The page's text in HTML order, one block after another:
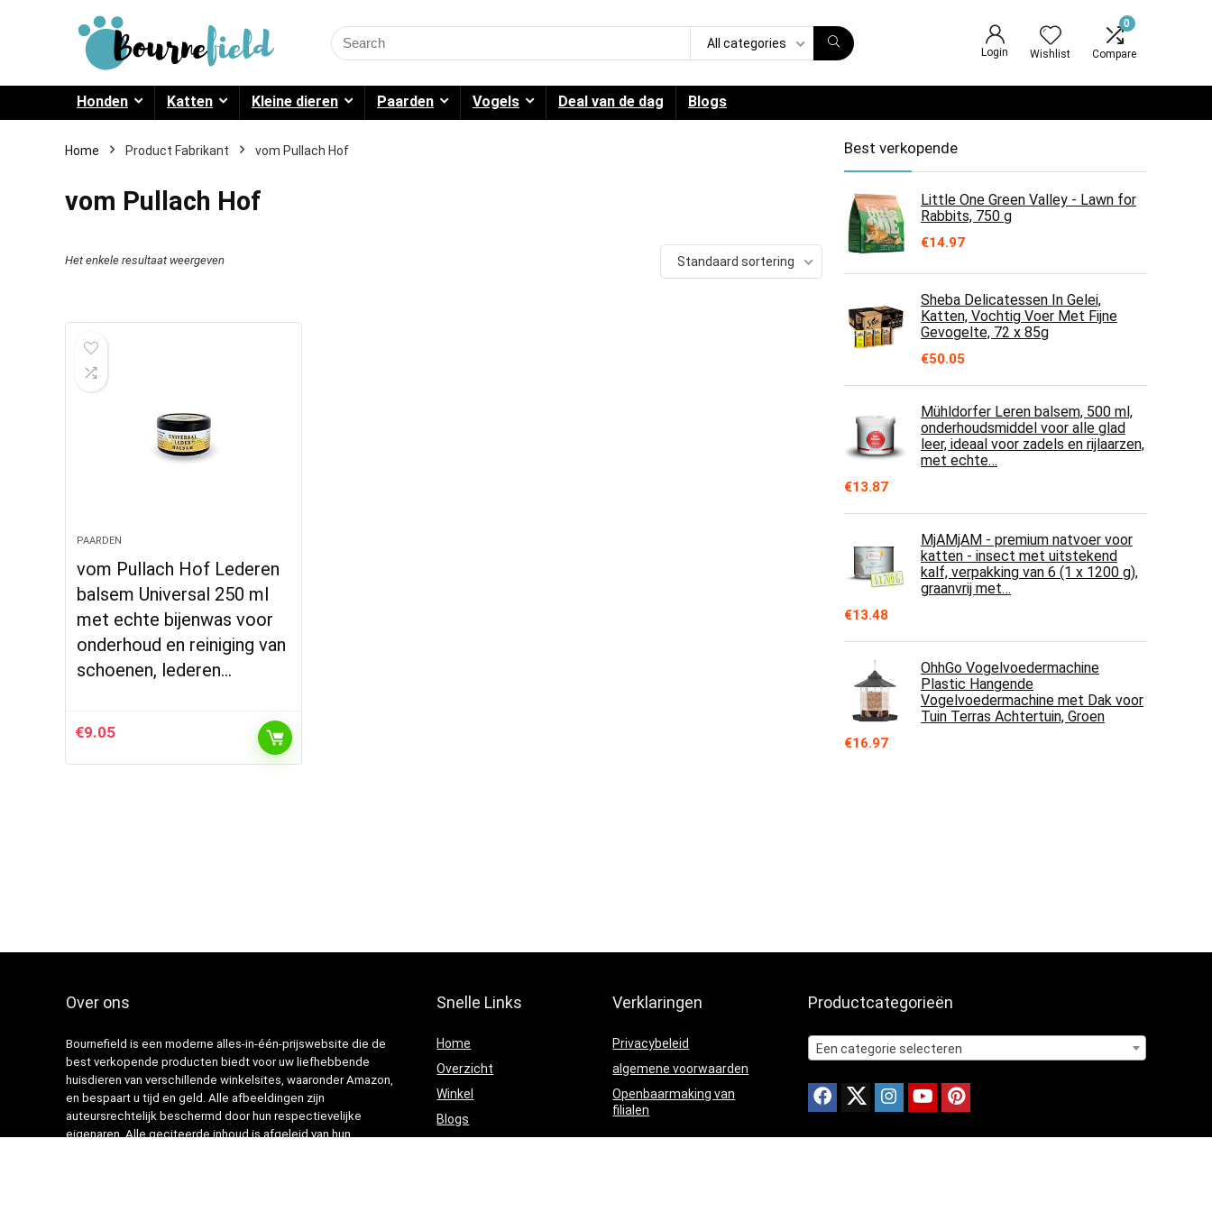
Search
for:
All categories
Login Wishlist
0
Compare
Honden Katten Kleine dieren Paarden Vogels Deal van de dag Blogs
Home Product Fabrikant vom Pullach Hof
vom Pullach Hof
Het enkele resultaat weergeven Standaard sortering
PAARDEN
vom Pullach Hof Lederen
balsem Universal 250 ml
met echte bijenwas voor
onderhoud en reiniging van
schoenen, lederen…
€9.05
Best verkopende
Little One Green Valley - Lawn for
Rabbits, 750 g
€14.97
Sheba Delicatessen In Gelei,
Katten, Vochtig Voer Met Fijne
Gevogelte, 72 x 85g
€50.05
Mühldorfer Leren balsem, 500 ml,
onderhoudsmiddel voor alle glad
leer, ideaal voor zadels en rijlaarzen,
met echte…
€13.87
MjAMjAM - premium natvoer voor
katten - insect met uitstekend
kalf, verpakking van 6 (1 x 1200 g),
graanvrij met…
€13.48
OhhGo Vogelvoedermachine
Plastic Hangende
Vogelvoedermachine met Dak voor
Tuin Terras Achtertuin, Groen
€16.97
Over ons
Bournefield is een moderne alles-in-één-prijswebsite die de
best verkopende producten biedt voor uw liefhebbende
huisdieren van verschillende winkelsites, waaronder Amazon,
en bespaart u tijd en geld. Alle afbeeldingen zijn
auteursrechtelijk beschermd door hun respectievelijke
eigenaren. Alle geciteerde inhoud is afgeleid van hun
Snelle Links
Home
Overzicht
Winkel
Blogs
Verklaringen
Privacybeleid
algemene voorwaarden
Openbaarmaking van
filialen
Productcategorieën
Een categorie selecteren